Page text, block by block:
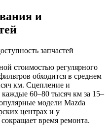
и
стоимостью регулярного
обходится в среднем
км. Сцепление и
60–80 тысяч км за 15–
модели Mazda
центрах и у
время ремонта.